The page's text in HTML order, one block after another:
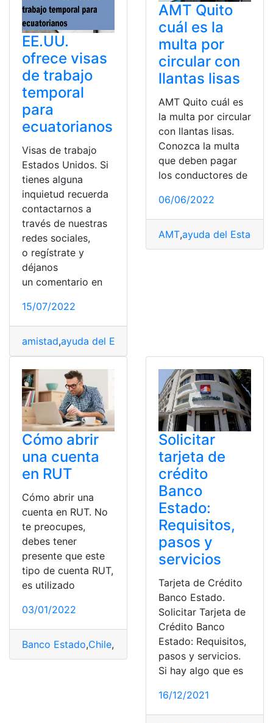
EE.UU.
ofrece visas
de trabajo
temporal
para
ecuatorianos
Visas de trabajo
Estados Unidos. Si
tienes alguna
inquietud recuerda
contactarnos a
través de nuestras
redes sociales,
o regístrate y
déjanos
un comentario en
15/07/2022
amistad,ayuda del Estado
AMT Quito
cuál es la
multa por
circular con
llantas lisas
AMT Quito cuál es
la multa por circular
con llantas lisas.
Conozca la multa
que deben pagar
los conductores de
06/06/2022
AMT,ayuda del Estado
Cómo abrir
una cuenta
en RUT
Cómo abrir una
cuenta en RUT. No
te preocupes,
debes tener
presente que este
tipo de cuenta RUT,
es utilizado
03/01/2022
Banco Estado,Chile,cuenta RUT,Servicios
Solicitar
tarjeta de
crédito
Banco
Estado:
Requisitos,
pasos y
servicios
Tarjeta de Crédito
Banco Estado.
Solicitar Tarjeta de
Crédito Banco
Estado: Requisitos,
pasos y servicios.
Si hay algo que es
16/12/2021